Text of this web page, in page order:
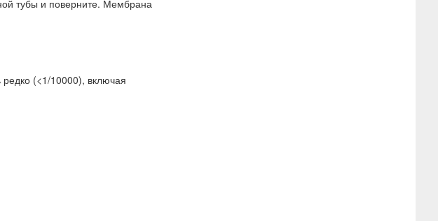
тубы и поверните. Мембрана
(<1/10000), включая